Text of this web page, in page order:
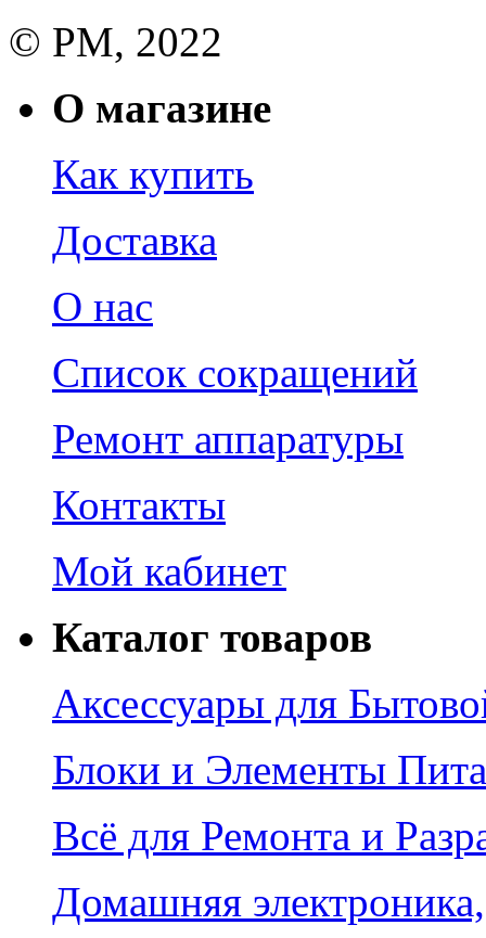
© РМ, 2022
О магазине
Как купить
Доставка
О нас
Список сокращений
Ремонт аппаратуры
Контакты
Мой кабинет
Каталог товаров
Аксессуары для
Блоки и Элементы
Всё для Ремонта и
Домашняя